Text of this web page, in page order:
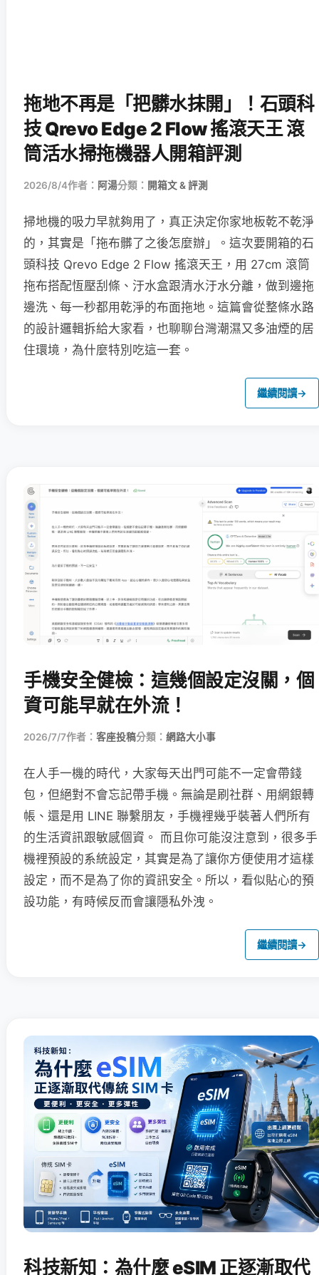
拖地不再是「把髒水抹開」！石頭科
技 Qrevo Edge 2 Flow 搖滾天王 滾
筒活水掃拖機器人開箱評測
2026/8/4作者： 阿湯分類： 開箱文 & 評測
掃地機的吸力早就夠用了，真正決定你家地板乾不乾淨
的，其實是「拖布髒了之後怎麼辦」。這次要開箱的石
頭科技 Qrevo Edge 2 Flow 搖滾天王，用 27cm 滾筒
拖布搭配恆壓刮條、汙水盒跟清水汙水分離，做到邊拖
邊洗、每一秒都用乾淨的布面拖地。這篇會從整條水路
的設計邏輯拆給大家看，也聊聊台灣潮濕又多油煙的居
住環境，為什麼特別吃這一套。
繼續閱讀→
手機安全健檢：這幾個設定沒關，個
資可能早就在外流！
2026/7/7作者： 客座投稿分類： 網路大小事
在人手一機的時代，大家每天出門可能不一定會帶錢
包，但絕對不會忘記帶手機。無論是刷社群、用網銀轉
帳、還是用 LINE 聯繫朋友，手機裡幾乎裝著人們所有
的生活資訊跟敏感個資。 而且你可能沒注意到，很多手
機裡預設的系統設定，其實是為了讓你方便使用才這樣
設定，而不是為了你的資訊安全。所以，看似貼心的預
設功能，有時候反而會讓隱私外洩。
繼續閱讀→
科技新知：為什麼 eSIM 正逐漸取代